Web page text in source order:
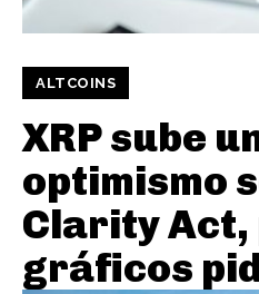
ALTCOINS
XRP sube
optimismo
Clarity Act,
gráficos